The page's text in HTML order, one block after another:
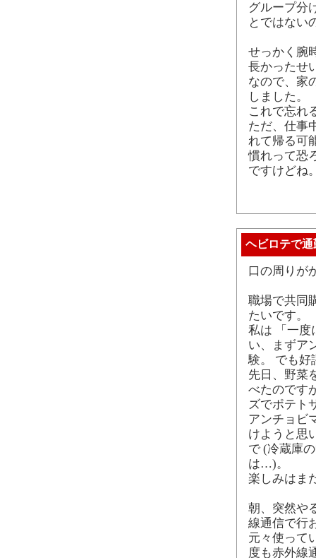
グループ分
とではない
せっかく腕
長かったせ
なので、家
しました。
これで忘れ
ただ、仕事
れて帰る可
慣れって恐
ですけどね
ヘビロテで通
口の周りが
職場で共同
たいです。
私は 「一
い、まずア
験。 でも好
先日、野菜
べたのです
ズでポテト
アンチョビ
けようと思
で (冷蔵庫
は…)。
楽しみはま
朝、突然や
線通信で行
元々使って
度も赤外線